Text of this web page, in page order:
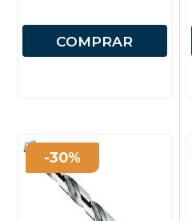
COMPRAR
-30%